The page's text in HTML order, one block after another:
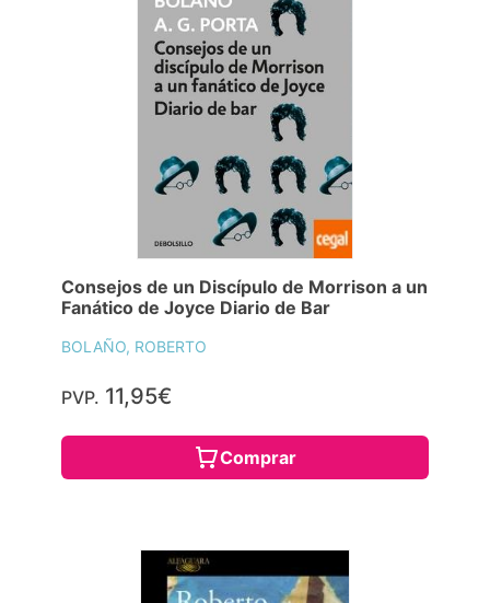
Consejos de un Discípulo de Morrison a un
Fanático de Joyce Diario de Bar
BOLAÑO, ROBERTO
PVP. 11,95€
Comprar